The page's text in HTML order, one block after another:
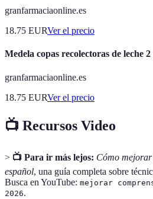
granfarmaciaonline.es
18.75 EURVer el precio
Medela copas recolectoras de leche
granfarmaciaonline.es
18.75 EURVer el precio
📺 Recursos Video
> 📺 Para ir más lejos: Cómo
español, una guía completa sobre
Busca en YouTube: mejorar
2026.